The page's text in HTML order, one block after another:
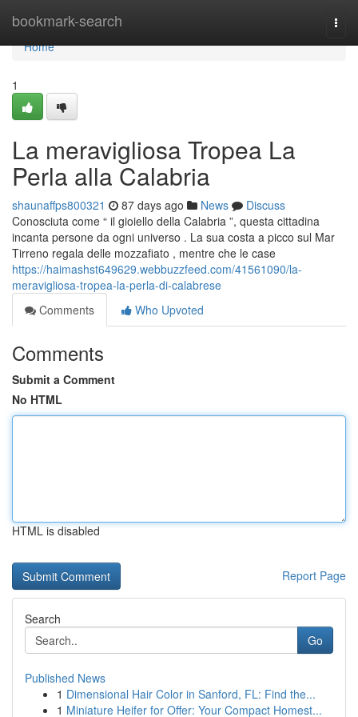
bookmark-search
Home
Home
1
La meravigliosa Tropea La
Perla alla Calabria
shaunaffps800321 87 days ago News
Discuss
Conosciuta come “ il gioiello della Calabria ”, questa cittadina
incanta persone da ogni universo . La sua costa a picco sul Mar
Tirreno regala delle mozzafiato , mentre che le case
https://haimashst649629.webbuzzfeed.com/41561090/la-
meravigliosa-tropea-la-perla-di-calabrese
Comments
Who Upvoted
Comments
Submit a Comment
No HTML
HTML is disabled
Report Page
Search
Go
Published News
1 Dimensional Hair Color in Sanford, FL: Find the...
1 Miniature Heifer for Offer: Your Compact Homest...